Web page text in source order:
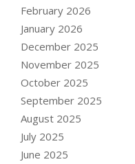
February 2026
January 2026
December 2025
November 2025
October 2025
September 2025
August 2025
July 2025
June 2025